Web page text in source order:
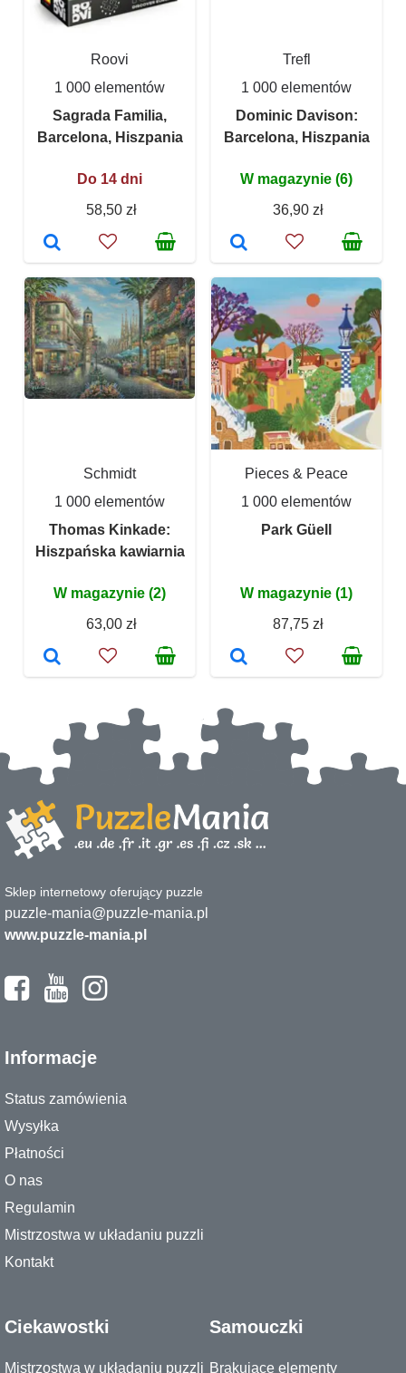
Roovi
1 000 elementów
Sagrada Familia,
Barcelona, ​​Hiszpania
Do 14 dni
58,50 zł
Trefl
1 000 elementów
Dominic Davison:
Barcelona, Hiszpania
W magazynie (6)
36,90 zł
Schmidt
1 000 elementów
Thomas Kinkade:
Hiszpańska kawiarnia
W magazynie (2)
63,00 zł
Pieces & Peace
1 000 elementów
Park Güell
W magazynie (1)
87,75 zł
Sklep internetowy oferujący puzzle
puzzle-mania@puzzle-mania.pl
www.puzzle-mania.pl
Informacje
Status zamówienia
Wysyłka
Płatności
O nas
Regulamin
Mistrzostwa w układaniu puzzli
Kontakt
Ciekawostki
Mistrzostwa w układaniu puzzli
Samouczki
Brakujące elementy